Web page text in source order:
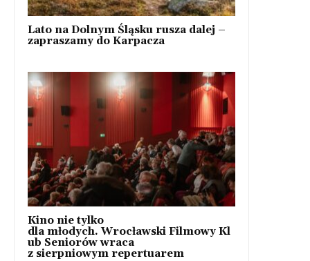
Lato na Dolnym Śląsku rusza dalej –
zapraszamy do Karpacza
Kino nie tylko
dla młodych. Wrocławski Filmowy Kl
ub Seniorów wraca
z sierpniowym repertuarem